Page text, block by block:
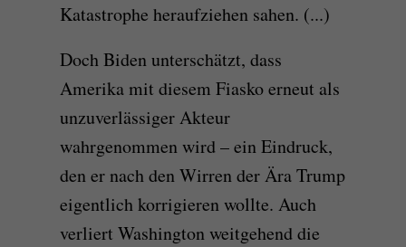
Katastrophe heraufziehen sahen. (...)
Doch Biden unterschätzt, dass
Amerika mit diesem Fiasko erneut als
unzuverlässiger Akteur
wahrgenommen wird – ein Eindruck,
den er nach den Wirren der Ära Trump
eigentlich korrigieren wollte. Auch
verliert Washington weitgehend die